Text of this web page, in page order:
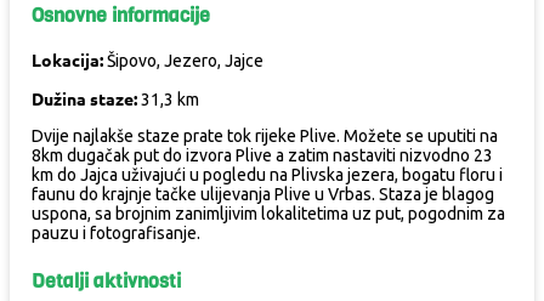
Osnovne informacije
Lokacija:Šipovo, Jezero, Jajce
Dužina staze:31,3 km
Dvije najlakše staze prate tok rijeke Plive. Možete se uputiti na
8km dugačak put do izvora Plive a zatim nastaviti nizvodno 23
km do Jajca uživajući u pogledu na Plivska jezera, bogatu floru i
faunu do krajnje tačke ulijevanja Plive u Vrbas. Staza je blagog
uspona, sa brojnim zanimljivim lokalitetima uz put, pogodnim za
pauzu i fotografisanje.
Detalji aktivnosti